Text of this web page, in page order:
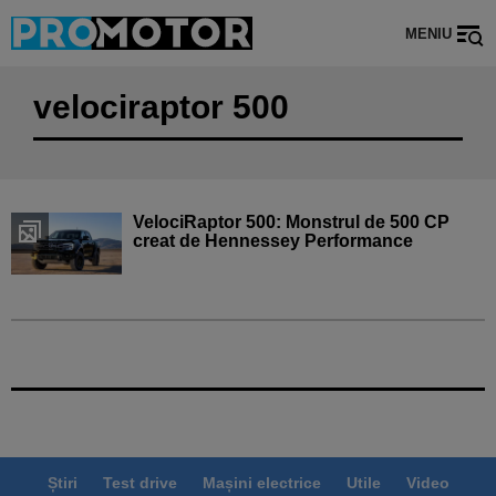
MENIU
velociraptor 500
VelociRaptor 500: Monstrul de 500 CP
creat de Hennessey Performance
Știri Test drive Mașini electrice Utile
Video